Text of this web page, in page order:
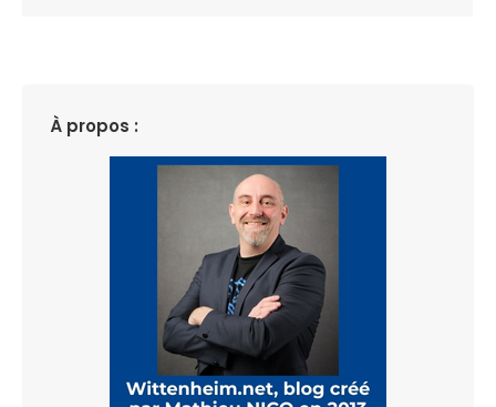
À propos :